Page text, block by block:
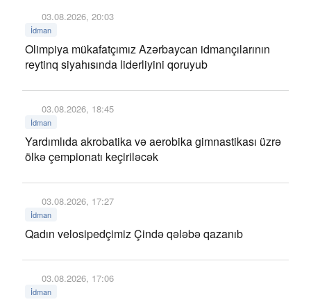
03.08.2026, 20:03
İdman
Olimpiya mükafatçımız Azərbaycan idmançılarının
reytinq siyahısında liderliyini qoruyub
03.08.2026, 18:45
İdman
Yardımlıda akrobatika və aerobika gimnastikası üzrə
ölkə çempionatı keçiriləcək
03.08.2026, 17:27
İdman
Qadın velosipedçimiz Çində qələbə qazanıb
03.08.2026, 17:06
İdman